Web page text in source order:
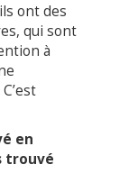
ont des
qui sont
à
en
trouvé